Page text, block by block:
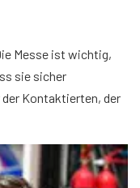
Messe ist wichtig,
sie sicher
Kontaktierten, der